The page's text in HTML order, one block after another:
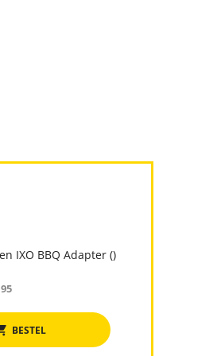
IXO BBQ Adapter ()
BESTEL